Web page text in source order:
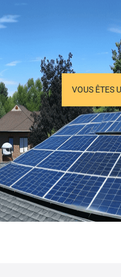
VOUS ÊTES